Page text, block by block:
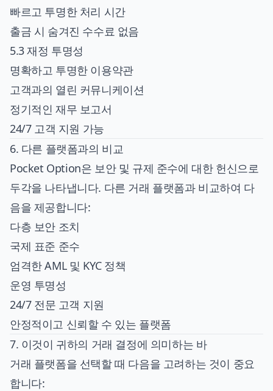
빠르고 투명한 처리 시간
출금 시 숨겨진 수수료 없음
5.3 재정 투명성
명확하고 투명한 이용약관
고객과의 열린 커뮤니케이션
정기적인 재무 보고서
24/7 고객 지원 가능
6. 다른 플랫폼과의 비교
Pocket Option은 보안 및 규제 준수에 대한 헌신으로
두각을 나타냅니다. 다른 거래 플랫폼과 비교하여 다
음을 제공합니다:
다층 보안 조치
국제 표준 준수
엄격한 AML 및 KYC 정책
운영 투명성
24/7 전문 고객 지원
안정적이고 신뢰할 수 있는 플랫폼
7. 이것이 귀하의 거래 결정에 의미하는 바
거래 플랫폼을 선택할 때 다음을 고려하는 것이 중요
합니다: